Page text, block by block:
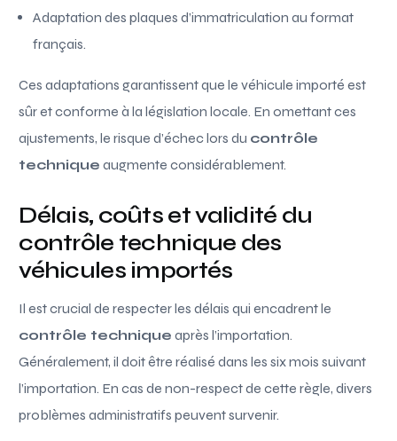
Adaptation des plaques d’immatriculation au format
français.
Ces adaptations garantissent que le véhicule importé est
sûr et conforme à la législation locale. En omettant ces
ajustements, le risque d’échec lors du contrôle
technique augmente considérablement.
Délais, coûts et validité du
contrôle technique des
véhicules importés
Il est crucial de respecter les délais qui encadrent le
contrôle technique après l’importation.
Généralement, il doit être réalisé dans les six mois suivant
l’importation. En cas de non-respect de cette règle, divers
problèmes administratifs peuvent survenir.